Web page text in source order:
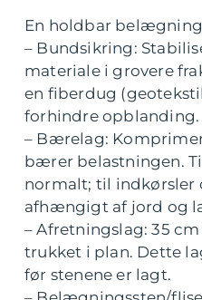
En holdbar
– Bundsikring:
materiale i grovere
en fiberdug
forhindre opblanding.
– Bærelag:
bærer belastningen.
normalt; til indkørsler
afhængigt af jord og
– Afretningslag: 35
trukket i plan. Dette
før stenene er lagt.